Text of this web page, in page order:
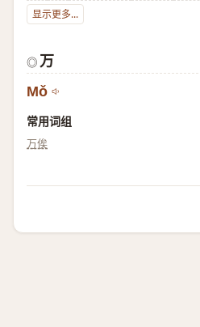
显示更多...
◎ 万
Mǒ
常用词组
万俟